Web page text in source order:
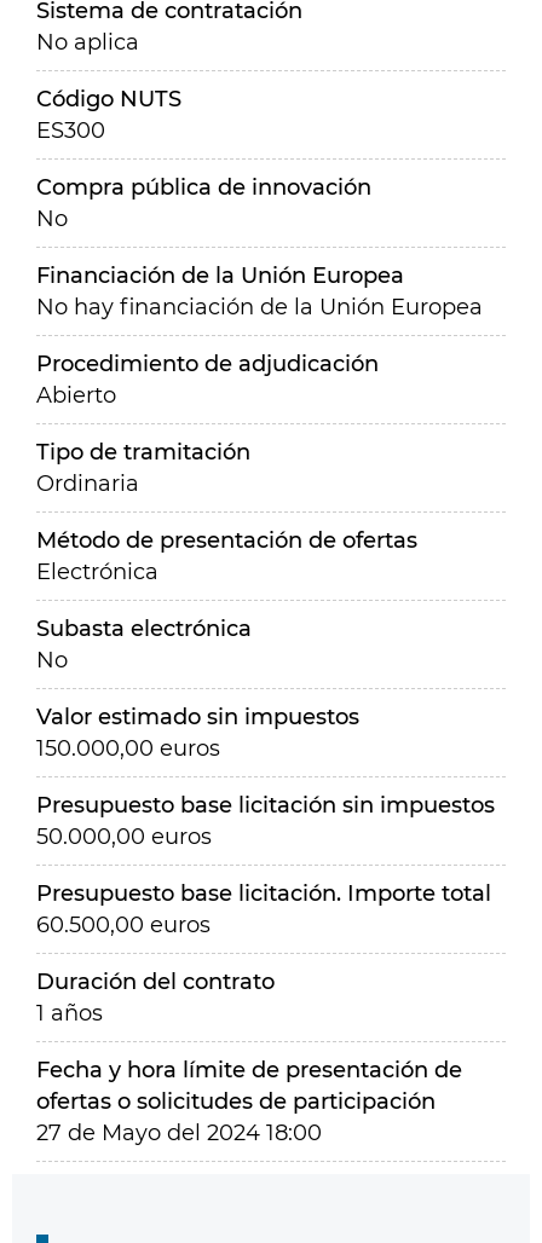
Sistema de contratación
No aplica
Código NUTS
ES300
Compra pública de innovación
No
Financiación de la Unión Europea
No hay financiación de la Unión Europea
Procedimiento de adjudicación
Abierto
Tipo de tramitación
Ordinaria
Método de presentación de ofertas
Electrónica
Subasta electrónica
No
Valor estimado sin impuestos
150.000,00 euros
Presupuesto base licitación sin impuestos
50.000,00 euros
Presupuesto base licitación. Importe total
60.500,00 euros
Duración del contrato
1 años
Fecha y hora límite de presentación de
ofertas o solicitudes de participación
27 de Mayo del 2024 18:00